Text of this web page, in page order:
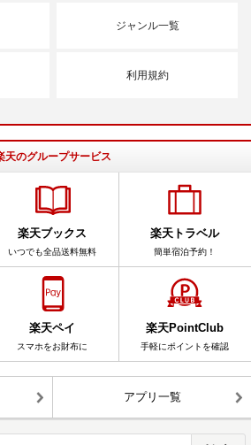
ジャンル一覧
利用規約
天のグループサービス
楽天ブックス
いつでも全品送料無料
楽天トラベル
簡単宿泊予約！
楽天ペイ
スマホをお財布に
楽天PointClub
手軽にポイントを確認
アプリ一覧